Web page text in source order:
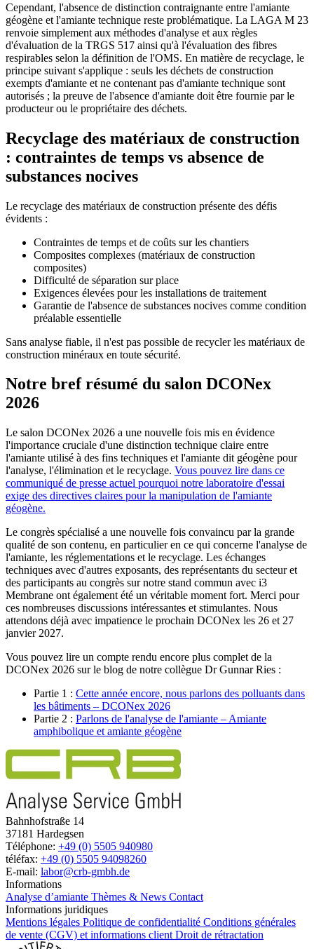
Cependant, l'absence de distinction contraignante entre l'amiante
géogène et l'amiante technique reste problématique. La LAGA M 23
renvoie simplement aux méthodes d'analyse et aux règles
d'évaluation de la TRGS 517 ainsi qu'à l'évaluation des fibres
respirables selon la définition de l'OMS. En matière de recyclage, le
principe suivant s'applique : seuls les déchets de construction
exempts d'amiante et ne contenant pas d'amiante technique sont
autorisés ; la preuve de l'absence d'amiante doit être fournie par le
producteur ou le propriétaire des déchets.
Recyclage des matériaux de construction
: contraintes de temps vs absence de
substances nocives
Le recyclage des matériaux de construction présente des défis
évidents :
Contraintes de temps et de coûts sur les chantiers
Composites complexes (matériaux de construction
composites)
Difficulté de séparation sur place
Exigences élevées pour les installations de traitement
Garantie de l'absence de substances nocives comme condition
préalable essentielle
Sans analyse fiable, il n'est pas possible de recycler les matériaux de
construction minéraux en toute sécurité.
Notre bref résumé du salon DCONex
2026
Le salon DCONex 2026 a une nouvelle fois mis en évidence
l'importance cruciale d'une distinction technique claire entre
l'amiante utilisé à des fins techniques et l'amiante dit géogène pour
l'analyse, l'élimination et le recyclage. Vous pouvez lire dans ce
communiqué de presse actuel pourquoi notre laboratoire d'essai
exige des directives claires pour la manipulation de l'amiante
géogène.
Le congrès spécialisé a une nouvelle fois convaincu par la grande
qualité de son contenu, en particulier en ce qui concerne l'analyse de
l'amiante, les réglementations et le recyclage. Les échanges
techniques avec d'autres exposants, des représentants du secteur et
des participants au congrès sur notre stand commun avec i3
Membrane ont également été un véritable moment fort. Merci pour
ces nombreuses discussions intéressantes et stimulantes. Nous
attendons déjà avec impatience le prochain DCONex les 26 et 27
janvier 2027.
Vous pouvez lire un compte rendu encore plus complet de la
DCONex 2026 sur le blog de notre collègue Dr Gunnar Ries :
Partie 1 : Cette année encore, nous parlons des polluants dans
les bâtiments – DCONex 2026
Partie 2 : Parlons de l'analyse de l'amiante – Amiante
amphibolique et amiante géogène
Bahnhofstraße 14
37181 Hardegsen
Téléphone: +49 (0) 5505 940980
téléfax: +49 (0) 5505 94098260
E-mail: labor@crb-gmbh.de
Informations
Analyse d’amiante Thèmes & News Contact
Informations juridiques
Mentions légales Politique de confidentialité Conditions générales
de vente (CGV) et informations client Droit de rétractation